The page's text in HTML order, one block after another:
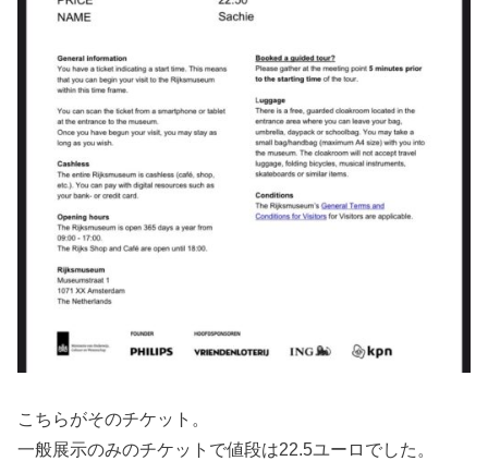
こちらがそのチケット。
一般展示のみのチケットで値段は22.5ユーロでした。